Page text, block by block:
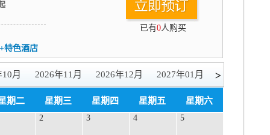
特色酒店
已有0人购买
月 2026年11月 2026年12月 2027年01月 >
期二 星期三 星期四 星期五 星期六
2 3 4 5